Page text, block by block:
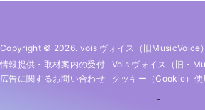
Copyright © 2026. vois ヴォイス（旧MusicVoice
情報提供・取材案内の受付
Vois ヴォイス（旧・
広告に関するお問い合わせ
クッキー（cookie）使
-